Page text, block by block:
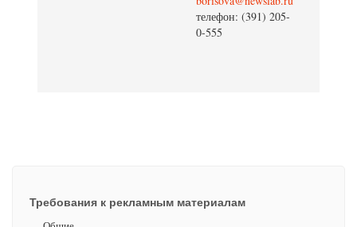
телефон: (391) 205-
0-555
Требования к рекламным материалам